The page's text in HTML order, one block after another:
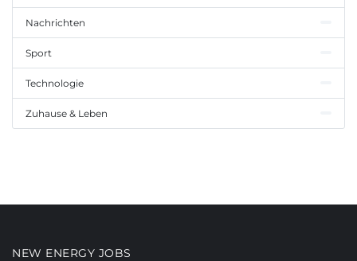
Nachrichten
Sport
Technologie
Zuhause & Leben
NEW ENERGY JOBS